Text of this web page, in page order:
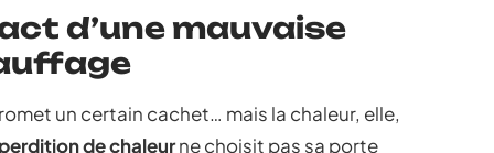
d’une mauvaise
un certain cachet… mais la chaleur, elle,
de chaleurne choisit pas sa porte